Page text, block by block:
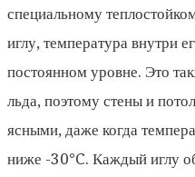
специальному
иглу, температура внутри
постоянном уровне. Это
льда, поэтому стены и
ясными, даже когда
ниже -30°C. Каждый иглу